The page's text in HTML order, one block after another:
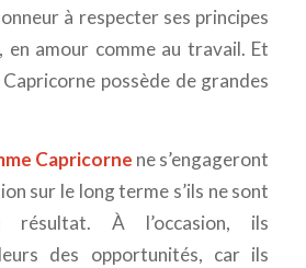
à respecter ses principes
en amour comme au travail. Et
possède de grandes
Capricorne ne s’engageront
sur le long terme s’ils ne sont
résultat. À l’occasion, ils
des opportunités, car ils